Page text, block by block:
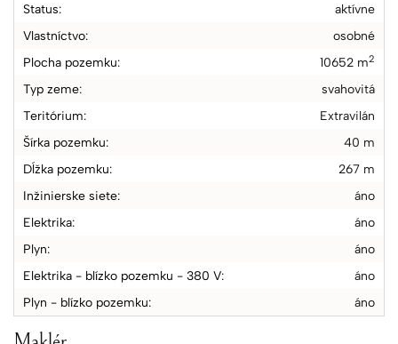
Status:
aktívne
Vlastníctvo:
osobné
Plocha pozemku:
10652 m2
Typ zeme:
svahovitá
Teritórium:
Extravilán
Šírka pozemku:
40 m
Dĺžka pozemku:
267 m
Inžinierske siete:
áno
Elektrika:
áno
Plyn:
áno
Elektrika - blízko pozemku - 380 V:
áno
Plyn - blízko pozemku:
áno